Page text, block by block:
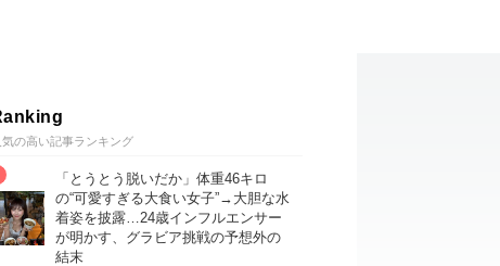
気の高い記事ランキング
「とうとう脱いだか」体重46キロ
の“可愛すぎる大食い女子”→大胆な水
着姿を披露…24歳インフルエンサー
が明かす、グラビア挑戦の予想外の
結末